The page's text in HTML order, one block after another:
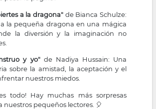
a la dragona"de Bianca Schulze:
la pequeña dragona en una mágica
la diversión y la imaginación no
y yo"de Nadiya Hussain: Una
sobre la amistad, la aceptación y el
nuestros miedos.
todo! Hay muchas más sorpresas
nuestros pequeños lectores. 🎈